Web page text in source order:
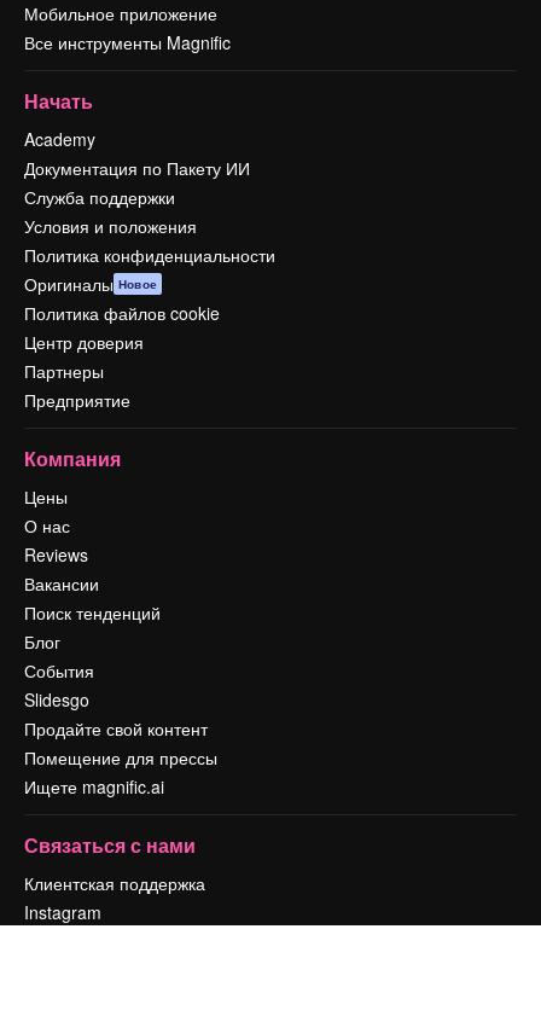
Мобильное приложение
Все инструменты Magnific
Начать
Academy
Документация по Пакету ИИ
Служба поддержки
Условия и положения
Политика конфиденциальности
Оригиналы Новое
Политика файлов cookie
Центр доверия
Партнеры
Предприятие
Компания
Цены
О нас
Reviews
Вакансии
Поиск тенденций
Блог
События
Slidesgo
Продайте свой контент
Помещение для прессы
Ищете magnific.ai
Связаться с нами
Клиентская поддержка
Instagram